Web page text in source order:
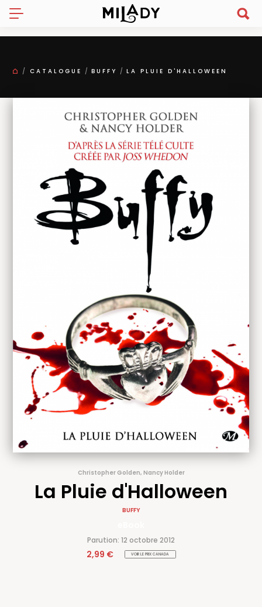
CATALOGUE BUFFY LA PLUIE D'HALLOWEEN
Christopher Golden, Nancy Holder
La Pluie d'Halloween
BUFFY
Parution: 12 octobre 2012
2,99 € VOIR LE PRIX CANADA